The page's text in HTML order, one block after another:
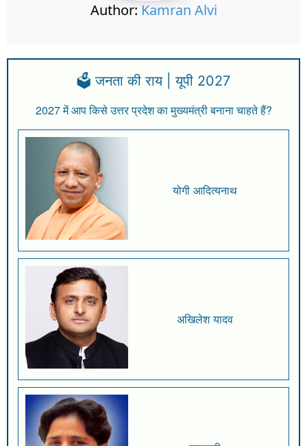
Author: Kamran Alvi
🗳️ जनता की राय | यूपी 2027
2027 में आप किसे उत्तर प्रदेश का मुख्यमंत्री बनाना चाहते हैं?
योगी आदित्यनाथ
अखिलेश यादव